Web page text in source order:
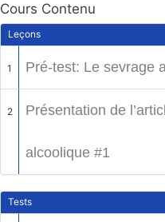
Cours Contenu
Leçons
1 Pré-test: Le sevrage
2 Présentation de
alcoolique #1
Tests